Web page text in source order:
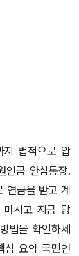
법적으로 압
연금 안심통장.
연금을 받고 계
마시고 지금 당
법을 확인하세
요약 국민연